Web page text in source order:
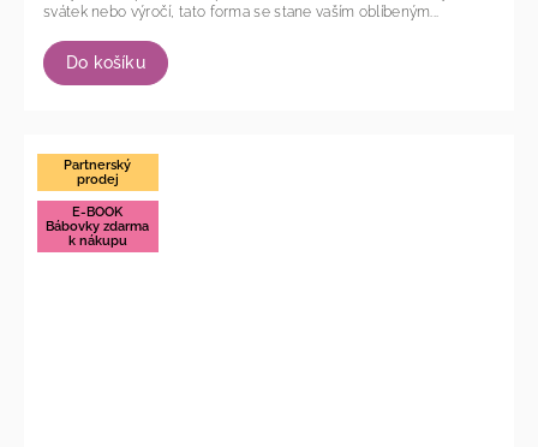
Do košíku
svátek nebo výročí, tato forma se stane vaším oblíbeným...
Partnerský
prodej
E-BOOK
Bábovky zdarma
k nákupu